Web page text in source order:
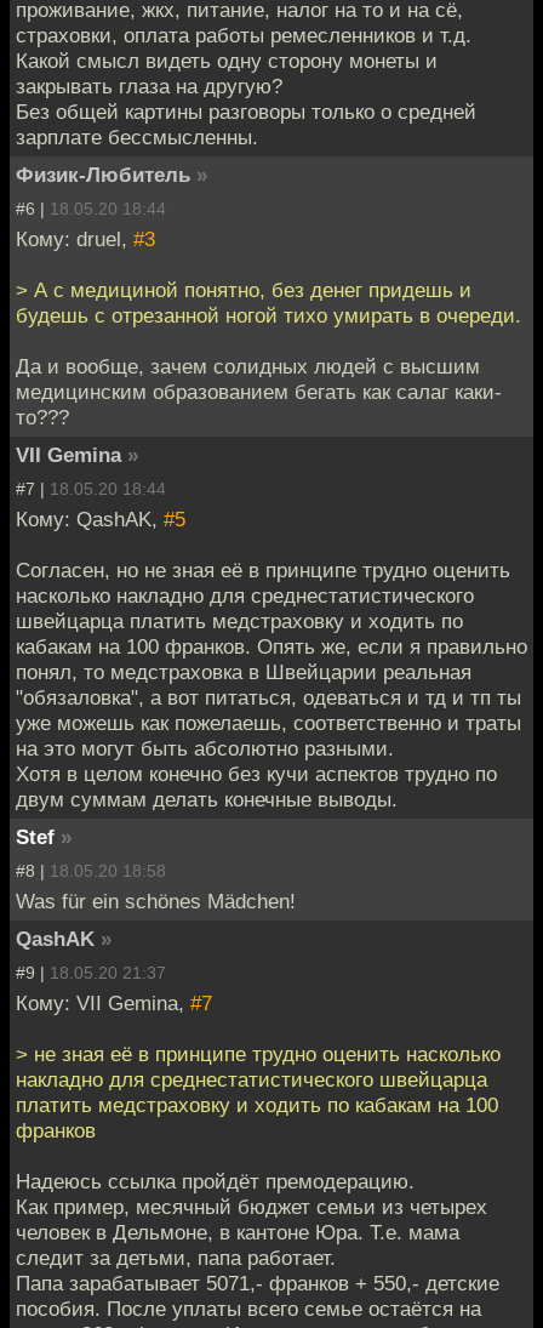
проживание, жкх, питание, налог на то и на сё,
страховки, оплата работы ремесленников и т.д.
Какой смысл видеть одну сторону монеты и
закрывать глаза на другую?
Без общей картины разговоры только о средней
зарплате бессмысленны.
Физик-Любитель »
#6 | 18.05.20 18:44
Кому: druel, #3
> А с медициной понятно, без денег придешь и
будешь с отрезанной ногой тихо умирать в очереди.
Да и вообще, зачем солидных людей с высшим
медицинским образованием бегать как салаг каки-
то???
VII Gemina »
#7 | 18.05.20 18:44
Кому: QashAK, #5
Согласен, но не зная её в принципе трудно оценить
насколько накладно для среднестатистического
швейцарца платить медстраховку и ходить по
кабакам на 100 франков. Опять же, если я правильно
понял, то медстраховка в Швейцарии реальная
"обязаловка", а вот питаться, одеваться и тд и тп ты
уже можешь как пожелаешь, соответственно и траты
на это могут быть абсолютно разными.
Хотя в целом конечно без кучи аспектов трудно по
двум суммам делать конечные выводы.
Stef »
#8 | 18.05.20 18:58
Was für ein schönes Mädchen!
QashAK »
#9 | 18.05.20 21:37
Кому: VII Gemina, #7
> не зная её в принципе трудно оценить насколько
накладно для среднестатистического швейцарца
платить медстраховку и ходить по кабакам на 100
франков
Надеюсь ссылка пройдёт премодерацию.
Как пример, месячный бюджет семьи из четырех
человек в Дельмоне, в кантоне Юра. Т.е. мама
следит за детьми, папа работает.
Папа зарабатывает 5071,- франков + 550,- детские
пособия. После уплаты всего семье остаётся на